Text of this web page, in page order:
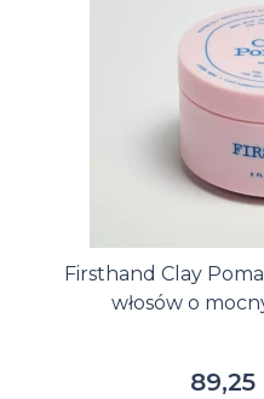
Firsthand Clay
włosów o
89,25